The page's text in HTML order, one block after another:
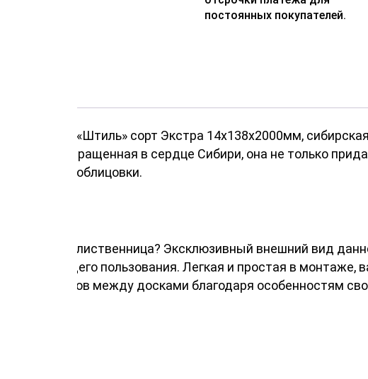
постоянных покупателей.
вагонка «Штиль» сорт Экстра 14х138х2000мм, сибирская
дерева. Взращенная в сердце Сибири, она не только
облицовки.
сибирская лиственница? Эксклюзивный внешний вид
мест общего пользования. Легкая и простая в монтаже,
промежутков между досками благодаря особенностям